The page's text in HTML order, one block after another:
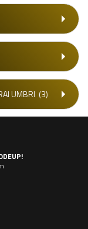
UMBRI (3)